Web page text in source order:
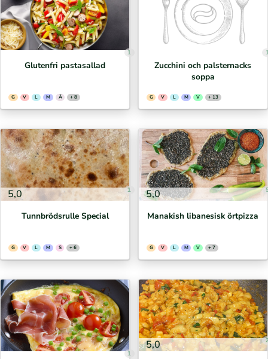
1
Glutenfri pastasallad
G V L M Ä + 8
Zucchini och palsternacks
soppa
G V L M V + 13
5,0 1
Tunnbrödsrulle Special
G V L M S + 6
5,0
Manakish libanesisk örtpizza
G V L M V + 7
1
5,0